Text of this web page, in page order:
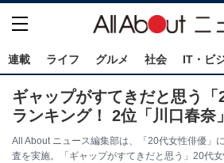
連載 ライフ グルメ 社会 IT・ビ
ギャップがすてきだと思う「
ランキング！ 2位「川口春奈
All About ニュース編集部は、「20代女性俳優」
査を実施。「ギャップがすてきだと思う」20代